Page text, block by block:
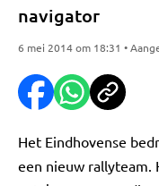
navigator
6 mei 2014 om 18:31 •
Het Eindhovense
een nieuw rallyteam.